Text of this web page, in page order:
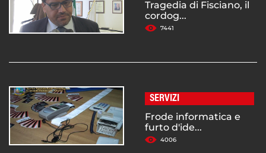
Tragedia di Fisciano, il
cordog...
7441
SERVIZI
Frode informatica e
furto d'ide...
4006